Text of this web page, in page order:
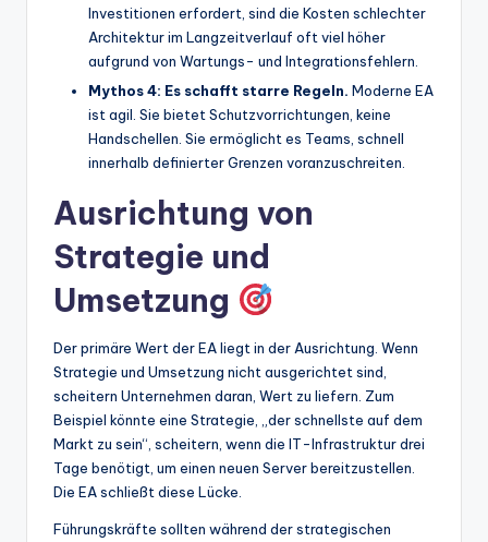
Investitionen erfordert, sind die Kosten schlechter
Architektur im Langzeitverlauf oft viel höher
aufgrund von Wartungs- und Integrationsfehlern.
Mythos 4: Es schafft starre Regeln. Moderne EA
ist agil. Sie bietet Schutzvorrichtungen, keine
Handschellen. Sie ermöglicht es Teams, schnell
innerhalb definierter Grenzen voranzuschreiten.
Ausrichtung von
Strategie und
Umsetzung
Der primäre Wert der EA liegt in der Ausrichtung. Wenn
Strategie und Umsetzung nicht ausgerichtet sind,
scheitern Unternehmen daran, Wert zu liefern. Zum
Beispiel könnte eine Strategie, „der schnellste auf dem
Markt zu sein“, scheitern, wenn die IT-Infrastruktur drei
Tage benötigt, um einen neuen Server bereitzustellen.
Die EA schließt diese Lücke.
Führungskräfte sollten während der strategischen